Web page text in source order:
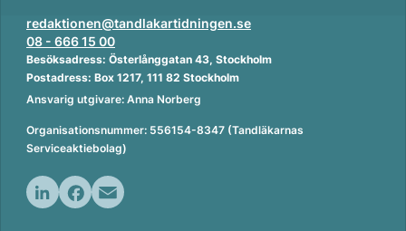
redaktionen@tandlakartidningen.se
08 - 666 15 00
Besöksadress: Österlånggatan 43, Stockholm
Postadress: Box 1217, 111 82 Stockholm
Ansvarig utgivare: Anna Norberg
Organisationsnummer: 556154-8347 (Tandläkarnas
Serviceaktiebolag)